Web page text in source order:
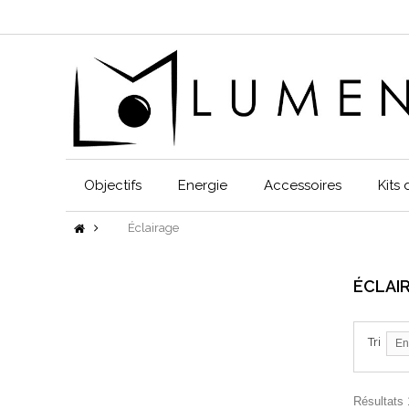
Objectifs Energie Accessoires Kits
Éclairage
Tri
Résultats